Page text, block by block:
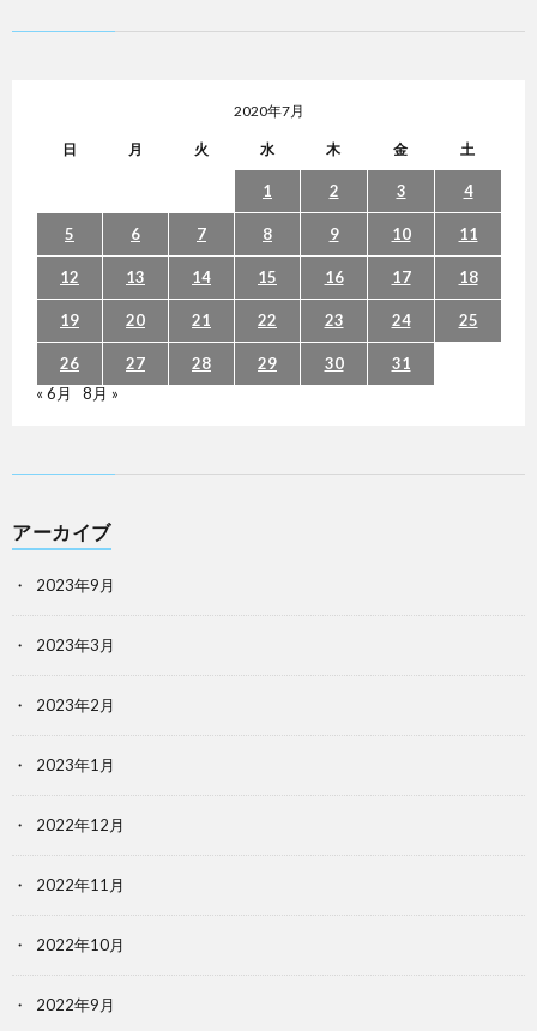
2020年7月
日 月 火 水 木 金 土
1 2 3 4
5 6 7 8 9 10 11
12 13 14 15 16 17 18
19 20 21 22 23 24 25
26 27 28 29 30
31
« 6月
8月 »
アーカイブ
2023年9月
2023年3月
2023年2月
2023年1月
2022年12月
2022年11月
2022年10月
2022年9月